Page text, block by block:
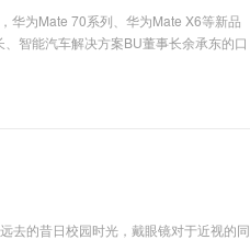
华为Mate 70系列、华为Mate X6等新品
智能汽车解决方案BU董事长余承东的口
去的昔日校园时光，戴眼镜对于近视的同